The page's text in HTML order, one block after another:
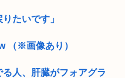
たいです」
（※画像あり）
る人、肝臓がフォアグラ